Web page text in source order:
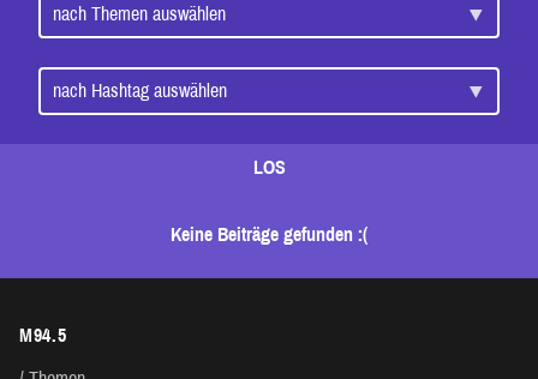
LOS
Keine Beiträge gefunden :(
M94.5